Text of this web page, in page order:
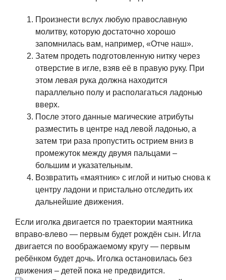
Произнести вслух любую православную
молитву, которую достаточно хорошо
запомнилась вам, например, «Отче наш».
Затем продеть подготовленную нитку через
отверстие в игле, взяв её в правую руку. При
этом левая рука должна находится
параллельно полу и располагаться ладонью
вверх.
После этого данные магические атрибуты
разместить в центре над левой ладонью, а
затем три раза пропустить острием вниз в
промежуток между двумя пальцами –
большим и указательным.
Возвратить «маятник» с иглой и нитью снова к
центру ладони и пристально отследить их
дальнейшие движения.
Если иголка двигается по траектории маятника
вправо-влево — первым будет рождён сын. Игла
двигается по воображаемому кругу — первым
ребёнком будет дочь. Иголка остановилась без
движения – детей пока не предвидится.